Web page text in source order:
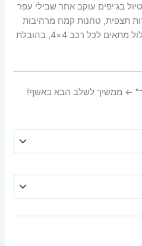
בג'יפים עוקב אחר שבילי עפר
תצפית, טחנות קמח מרהיבות
וחורבת צלמון ההיסטורית. מסלול מתאים לכל רכב 4×4, בהובלת
← ממשיך לשלב הבא באשף!